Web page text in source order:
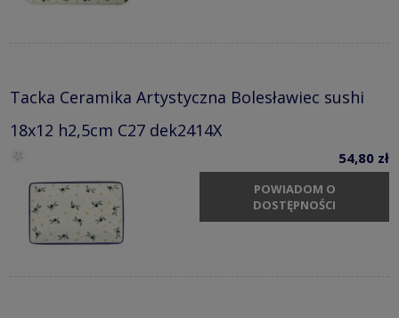
Tacka Ceramika Artystyczna Bolesławiec sushi
18x12 h2,5cm C27 dek2414X
54,80 zł
POWIADOM O
DOSTĘPNOŚCI